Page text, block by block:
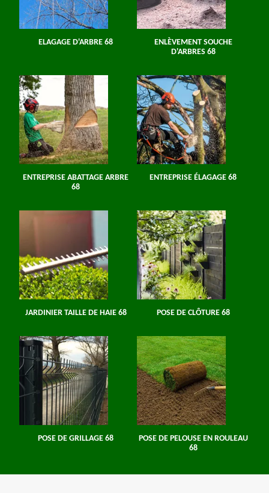
ELAGAGE D'ARBRE 68
ENLÈVEMENT SOUCHE
D'ARBRES 68
ENTREPRISE ABATTAGE ARBRE
68
ENTREPRISE ÉLAGAGE 68
JARDINIER TAILLE DE HAIE 68 POSE DE CLÔTURE 68
POSE DE GRILLAGE 68
POSE DE PELOUSE EN ROULEAU
68